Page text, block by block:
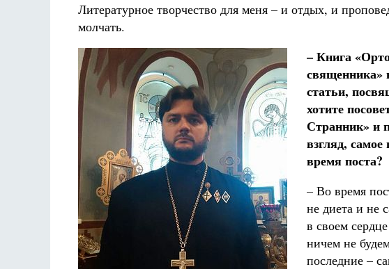
Литературное творчество для меня – и отдых, и
молчать.
– Книга
священника»
статьи,
хотите
Странник» и
взгляд,
время поста?
– Во время
не диета и не
в своем
ничем не
последние –